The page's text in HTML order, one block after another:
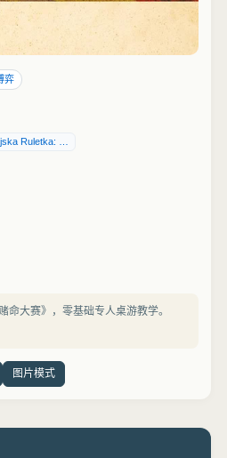
弈
Ruletka: …
命大赛》，零基础专人桌游教学。
图片模式